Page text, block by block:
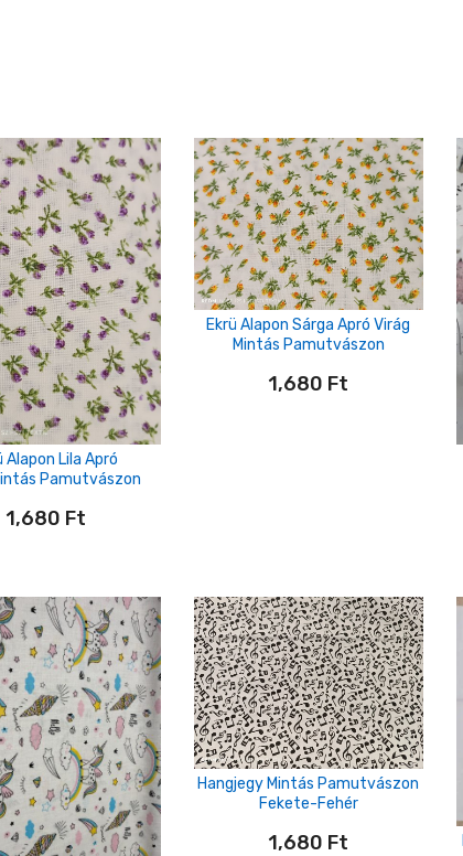
Alapon Lila Apró
Pamutvászon
1,680 Ft
Ekrü Alapon Sárga Apró Virág
Mintás Pamutvászon
1,680 Ft
Hangjegy Mintás Pamutvászon
Fekete-Fehér
1,680 Ft